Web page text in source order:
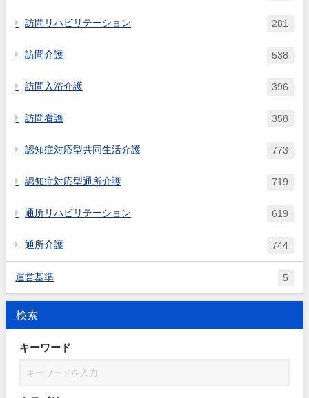
訪問リハビリテーション 281
訪問介護 538
訪問入浴介護 396
訪問看護 358
認知症対応型共同生活介護 773
認知症対応型通所介護 719
通所リハビリテーション 619
通所介護 744
運営基準 5
検索
キーワード